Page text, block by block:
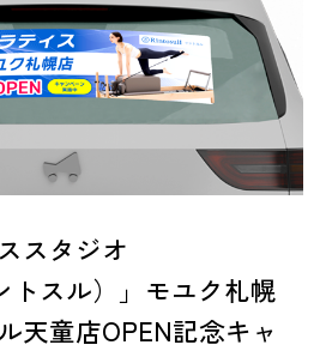
スタジオ
トスル）」モユク札幌
天童店OPEN記念キャ